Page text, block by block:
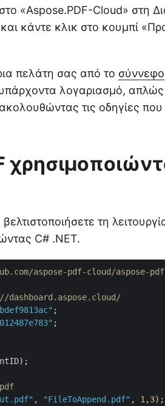
«Aspose.PDF-Cloud» στη
κάντε κλικ στο κουμπί
πελάτη σας από το σύννεφο
λογαριασμό, απλώς
τις οδηγίες που
τη
C# .NET.
aspose-pdf-cloud/aspose-
dashboard.aspose.cloud/
;
, "FileToAppend.pdf" , 1 ,3);